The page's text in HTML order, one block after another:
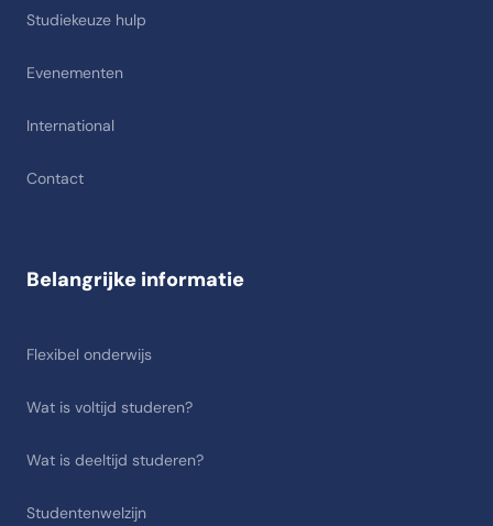
Studiekeuze hulp
Evenementen
International
Contact
Belangrijke informatie
Flexibel onderwijs
Wat is voltijd studeren?
Wat is deeltijd studeren?
Studentenwelzijn